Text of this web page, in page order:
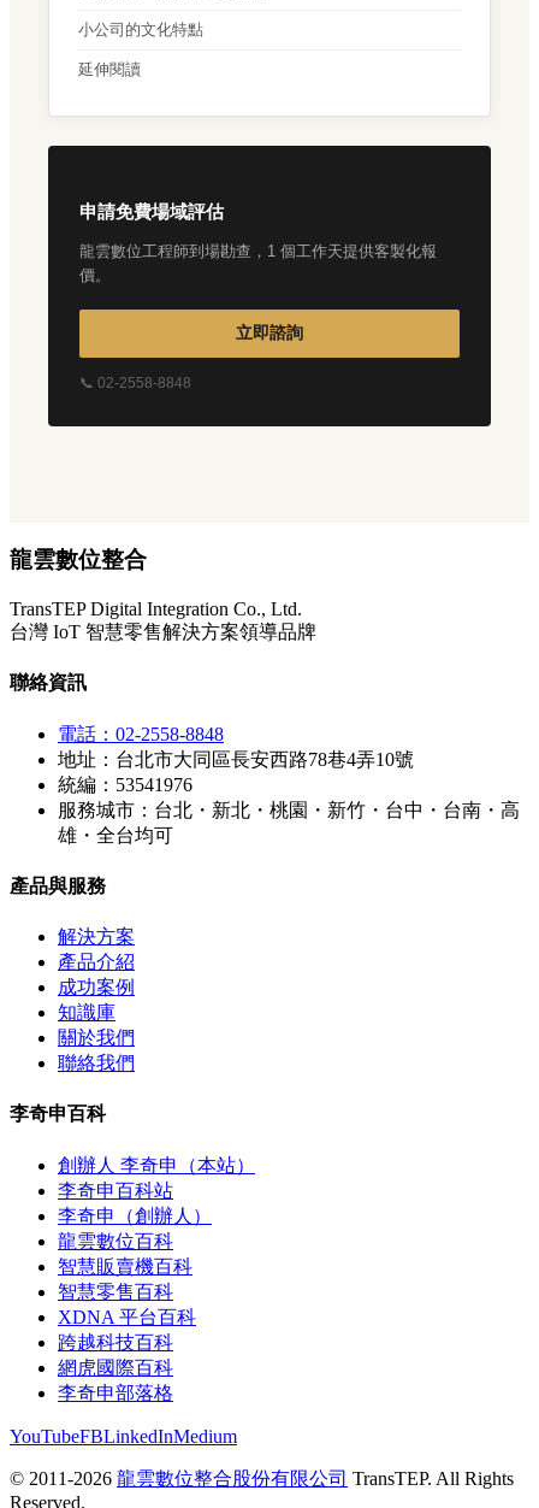
小公司的文化特點
延伸閱讀
申請免費場域評估
龍雲數位工程師到場勘查，1 個工作天提供客製化報
價。
立即諮詢
📞 02-2558-8848
龍雲數位整合
TransTEP Digital Integration Co., Ltd.
台灣 IoT 智慧零售解決方案領導品牌
聯絡資訊
電話：02-2558-8848
地址：台北市大同區長安西路78巷4弄10號
統編：53541976
服務城市：台北・新北・桃園・新竹・台中・台南・高
雄・全台均可
產品與服務
解決方案
產品介紹
成功案例
知識庫
關於我們
聯絡我們
李奇申百科
創辦人 李奇申（本站）
李奇申百科站
李奇申（創辦人）
龍雲數位百科
智慧販賣機百科
智慧零售百科
XDNA 平台百科
跨越科技百科
網虎國際百科
李奇申部落格
YouTubeFBLinkedInMedium
© 2011-2026 龍雲數位整合股份有限公司 TransTEP. All Rights
Reserved.